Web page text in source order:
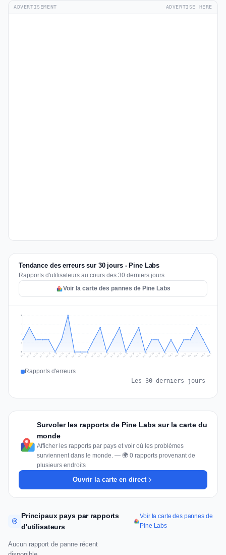
ADVERTISEMENT ADVERTISE HERE
Tendance des erreurs sur 30 jours - Pine Labs
Rapports d'utilisateurs au cours des 30 derniers jours
Voir la carte des pannes de Pine Labs
1
2
2
3
Jul 9 Jul 10 Jul 11 Jul 12 Jul 13 Jul 14 Jul 15 Jul 16 Jul 17 Jul 18 Jul 19 Jul 20 Jul 21 Jul 22 Jul 23 Jul 24 Jul 25 Jul 26 Jul 27 Jul 28 Jul 29 Jul 30 Jul 31 Aug 1 Aug 2 Aug 3 Aug 4 Aug 5 Aug 6 Aug 7
Rapports d'erreurs
Les 30 derniers jours
Survoler les rapports de Pine Labs sur la carte du
monde
Afficher les rapports par pays et voir où les problèmes
surviennent dans le monde. — 🌍 0 rapports provenant de
plusieurs endroits
Ouvrir la carte en direct
Principaux pays par rapports
d'utilisateurs
Voir la carte des pannes de
Pine Labs
Aucun rapport de panne récent